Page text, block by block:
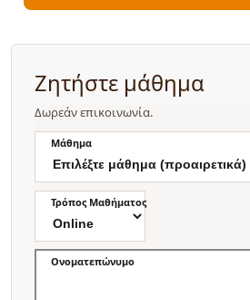
Ζητήστε μάθημα
Δωρεάν επικοινωνία.
Μάθημα
Τρόπος Μαθήματος
Ονοματεπώνυμο